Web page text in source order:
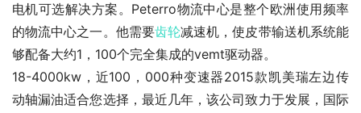
电机可选解决方案。Peterro物流中心是整个欧洲使用频率
的物流中心之一。他需要齿轮减速机，使皮带输送机系统能
够配备大约1，100个完全集成的vemt驱动器。
18-4000kw，近100，000种变速器2015款凯美瑞左边传
动轴漏油适合您选择，最近几年，该公司致力于发展，国际